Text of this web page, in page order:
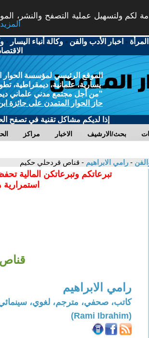
لكم ولتسهيل عملية التصفح والنشر،
More info - المزيد
- اخبار الأدب والفن -وكالة أنباء اليسار -
الموقع الرئيسي لمؤسسة الحوار
يسارية، علمانية، ديمقراطية،
"من أجل مجتمع مدني علماني
حاز الحوار المتمدن على جائزة
إذا لديكم مشاكل تقنية في تصفح
مراكز الاخبار بحث/الارشيف
- رامي الابراهيم - قناص قردحلي حكيم
تبرعاتكم وتبرعاتكن المالية
استمرارية
رامي الابراهيم
كاتب، صحفي، مترجم، لغوي،
(Rami Ibrahim)